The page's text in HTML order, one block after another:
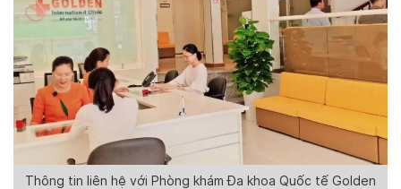
Thông tin liên hệ với Phòng khám Đa khoa Quốc tế Golden